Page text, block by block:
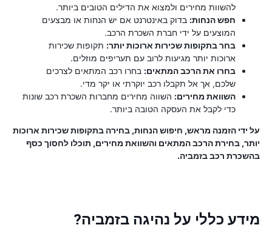
להשוות מחירים ולמצוא את הדילים הטובים ביותר.
חפש הנחות: בדוק באינטרנט אם יש הנחות או מבצעים
המוצעים על ידי חברת השכרת הרכב.
בחר בתקופות שכירות ארוכות יותר: תקופות שכירות
ארוכות יותר מגיעות לרוב עם תעריפים מוזלים.
בחרו את הרכב המתאים: בחרו רכב המתאים לצרכים
שלכם, אך אל תקבלו רכב יוקרתי או יקר מדי.
השוואת מחירים: השווה מחירים מחברות השכרת רכב שונות
כדי לקבל את העסקה הטובה ביותר.
על ידי הזמנה מראש, חיפוש הנחות, בחירה בתקופות שכירות ארוכות
יותר, בחירת הרכב המתאים והשוואת מחירים, תוכלו לחסוך כסף
בהשכרת רכב בזמביה.
מידע כללי על נהיגה בזמביה?